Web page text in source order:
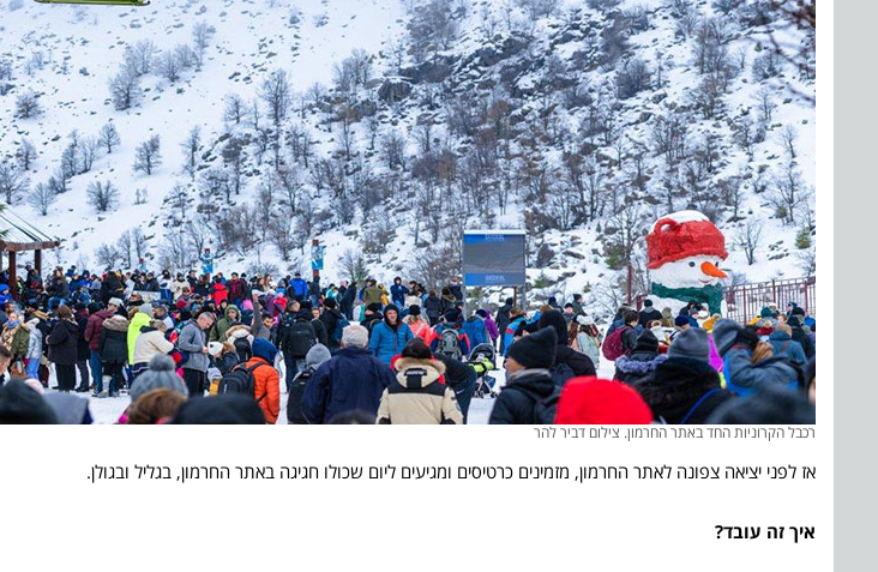
רכבל הקרוניות החד באתר החרמון. צילום דביר להר
אז לפני יציאה צפונה לאתר החרמון, מזמינים כרטיסים ומגיעים ליום שכולו חגיגה באתר החרמון, בגליל ובגולן.
איך זה עובד?